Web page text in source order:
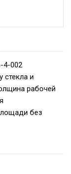
4-002
стекла и
рабочей
без